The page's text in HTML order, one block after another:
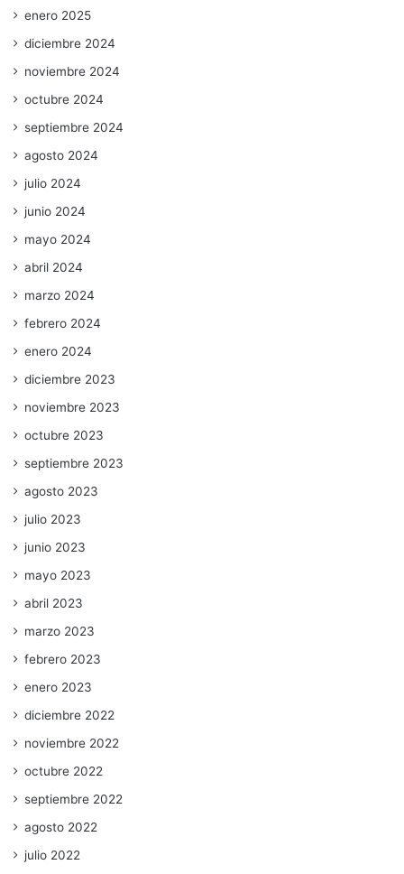
enero 2025
diciembre 2024
noviembre 2024
octubre 2024
septiembre 2024
agosto 2024
julio 2024
junio 2024
mayo 2024
abril 2024
marzo 2024
febrero 2024
enero 2024
diciembre 2023
noviembre 2023
octubre 2023
septiembre 2023
agosto 2023
julio 2023
junio 2023
mayo 2023
abril 2023
marzo 2023
febrero 2023
enero 2023
diciembre 2022
noviembre 2022
octubre 2022
septiembre 2022
agosto 2022
julio 2022